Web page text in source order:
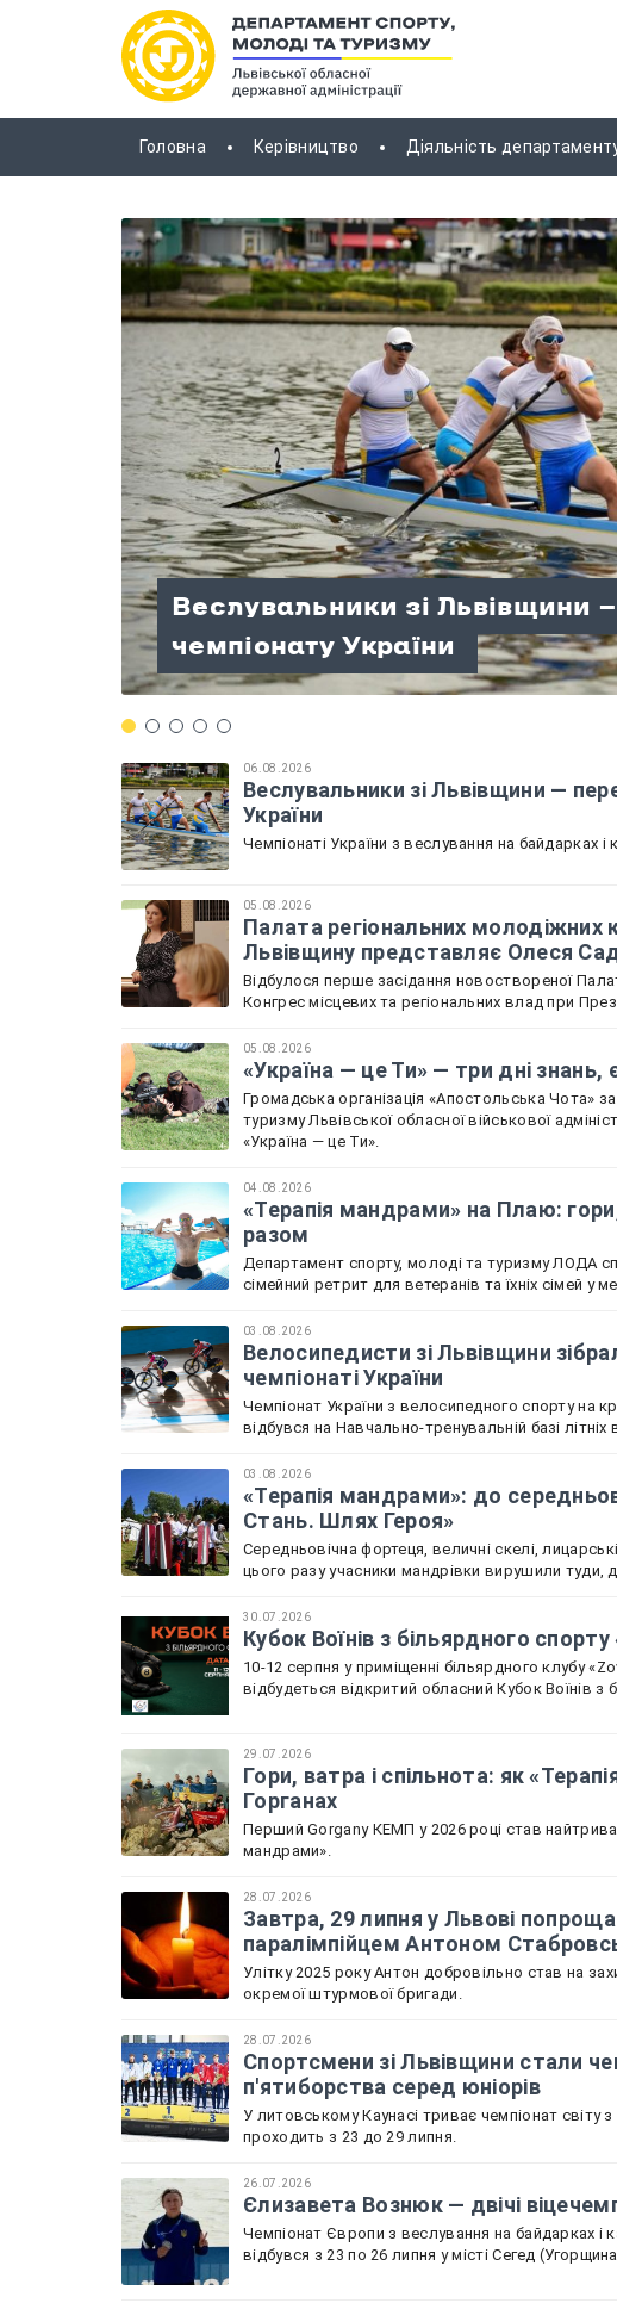
Головна Керівництво Діяльність
Веслувальники зі Львівщини
чемпіонату України
Палата регіональних
розпочала роботу: Львівщину
Садова
«Україна — це Ти» — три дні
патріотизму!
«Терапія мандрами» на Плаю:
проведений разом
Велосипедисти зі Львівщини
нагород на чемпіонаті України
06.08.2026
Веслувальники зі Львівщини —
України
Чемпіонаті України з веслування на байдарках
05.08.2026
Палата регіональних молодіжних
Львівщину представляє Олеся
Відбулося перше засідання новоствореної
Конгрес місцевих та регіональних влад при
05.08.2026
«Україна — це Ти» — три дні знань,
Громадська організація «Апостольська Чота»
туризму Львівської обласної військової
«Україна — це Ти».
04.08.2026
«Терапія мандрами» на Плаю:
разом
Департамент спорту, молоді та туризму ЛОДА
сімейний ретрит для ветеранів та їхніх сімей у
03.08.2026
Велосипедисти зі Львівщини
чемпіонаті України
Чемпіонат України з велосипедного спорту на
відбувся на Навчально-тренувальній базі
03.08.2026
«Терапія мандрами»: до
Стань. Шлях Героя»
Середньовічна фортеця, величні скелі,
цього разу учасники мандрівки вирушили туди,
30.07.2026
Кубок Воїнів з більярдного
10-12 серпня у приміщенні більярдного клубу
відбудеться відкритий обласний Кубок Воїнів з
29.07.2026
Гори, ватра і спільнота: як
Горганах
Перший Gorgany КЕМП у 2026 році став
мандрами».
28.07.2026
Завтра, 29 липня у Львові
паралімпійцем Антоном
Улітку 2025 року Антон добровільно став на
окремої штурмової бригади.
28.07.2026
Спортсмени зі Львівщини стали
п'ятиборства серед юніорів
У литовському Каунасі триває чемпіонат світу
проходить з 23 до 29 липня.
26.07.2026
Єлизавета Вознюк — двічі
Чемпіонат Європи з веслування на байдарках і
відбувся з 23 по 26 липня у місті Сегед